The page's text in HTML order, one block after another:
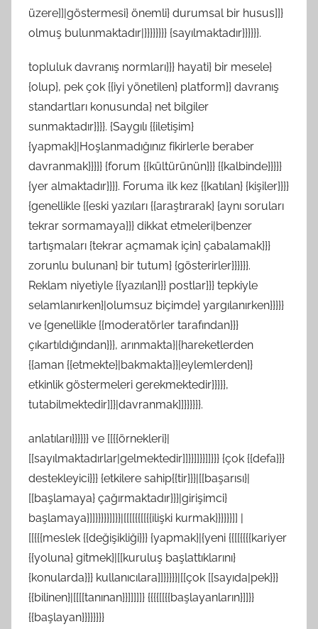
üzere]]|göstermesi} önemli} durumsal bir husus]]}
olmuş bulunmaktadır|}}}}}}}} {sayılmaktadır}}}}}}.
topluluk davranış normları}}} hayati} bir mesele}
{olup}, pek çok {{iyi yönetilen} platform}} davranış
standartları konusunda} net bilgiler
sunmaktadır}}}}. {Saygılı {{iletişim}
{yapmak}|Hoşlanmadığınız fikirlerle beraber
davranmak}}}}} {forum {{kültürünün}}} {{kalbinde}}}}}
{yer almaktadır}}}}. Foruma ilk kez {{katılan} {kişiler}}}}
{genellikle {{eski yazıları {{araştırarak} {aynı soruları
tekrar sormamaya}}} dikkat etmeleri|benzer
tartışmaları {tekrar açmamak için} çabalamak}}}
zorunlu bulunan} bir tutum} {gösterirler}}}}}}.
Reklam niyetiyle {{yazılan}}} postlar}}} tepkiyle
selamlanırken}|olumsuz biçimde} yargılanırken}}}}}
ve {genellikle {{moderatörler tarafından}}}
çıkartıldığından}}}, arınmakta}|{hareketlerden
{{aman {{etmekte}|bakmakta}}|eylemlerden}}
etkinlik göstermeleri gerekmektedir}}}}},
tutabilmektedir]]}|davranmak]]}}}}}}.
anlatıları}}}}}} ve [[{{örnekleri}|
[[sayılmaktadırlar|gelmektedir]]}}]]}}]]}}} {çok {{defa}}}
destekleyici}}} {etkilere sahip{{tir}}}|[[başarısı}|
[[başlamaya} çağırmaktadır}}}|girişimci}
başlamaya}]]}}}}}]]}}|[[[[{{[[{{ilişki kurmak}}}}}}]] |
[[{{{meslek {{değişikliği}}} {yapmak}|{yeni {{[[{{{{kariyer
{{yoluna} gitmek}|[[kuruluş başlattıklarını}
{konularda}}} kullanıcılara]]}}}}}|[[çok [[sayıda|pek}}}
{{bilinen}|[[[[tanınan}}]]]]]} {{{{[[{{başlayanların}]]}}
{{başlayan}}}}}}}}